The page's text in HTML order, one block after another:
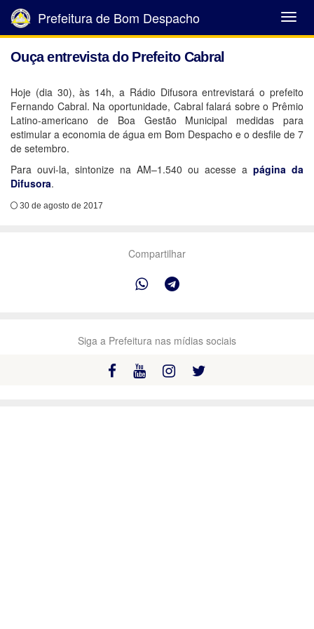
Abrir
Menu
Prefeitura de Bom Despacho
Ouça entrevista do Prefeito Cabral
Hoje (dia 30), às 14h, a Rádio Difusora entrevistará o prefeito
Fernando Cabral. Na oportunidade, Cabral falará sobre o Prêmio
Latino-americano de Boa Gestão Municipal medidas para
estimular a economia de água em Bom Despacho e o desfile de 7
de setembro.
Para ouvi-la, sintonize na AM–1.540 ou acesse a página da
Difusora.
30 de agosto de 2017
Compartilhar
Siga a Prefeitura nas mídias sociais